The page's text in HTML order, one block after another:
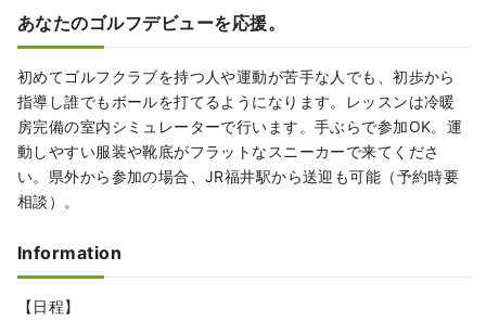
あなたのゴルフデビューを応援。
初めてゴルフクラブを持つ人や運動が苦手な人でも、初歩から
指導し誰でもボールを打てるようになります。レッスンは冷暖
房完備の室内シミュレーターで行います。手ぶらで参加OK。運
動しやすい服装や靴底がフラットなスニーカーで来てくださ
い。県外から参加の場合、JR福井駅から送迎も可能（予約時要
相談）。
Information
【日程】